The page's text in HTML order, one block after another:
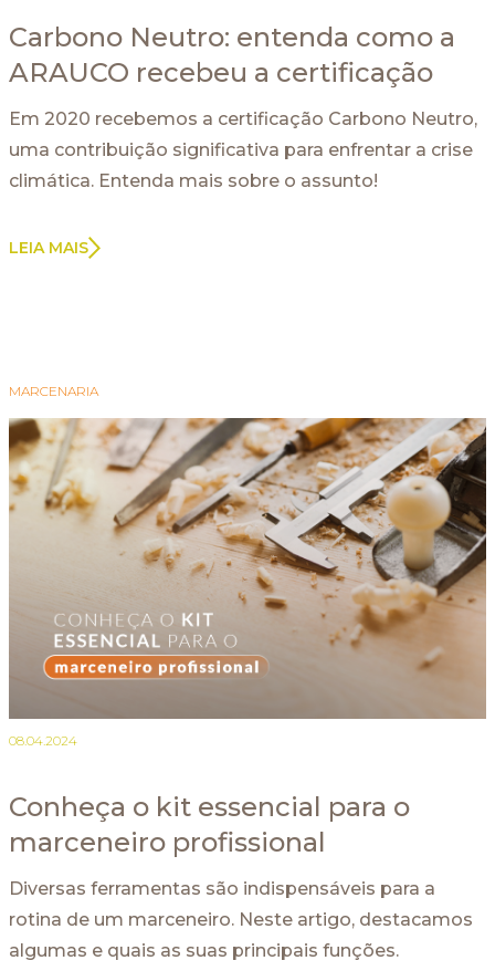
Carbono Neutro: entenda como a
ARAUCO recebeu a certificação
Em 2020 recebemos a certificação Carbono Neutro,
uma contribuição significativa para enfrentar a crise
climática. Entenda mais sobre o assunto!
LEIA MAIS
MARCENARIA
08.04.2024
Conheça o kit essencial para o
marceneiro profissional
Diversas ferramentas são indispensáveis para a
rotina de um marceneiro. Neste artigo, destacamos
algumas e quais as suas principais funções.